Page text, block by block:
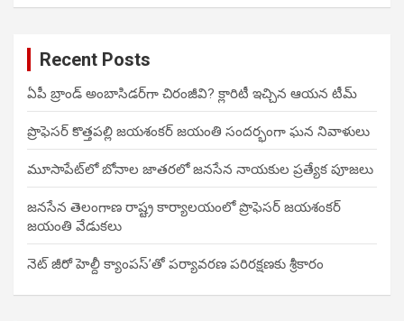
Recent Posts
ఏపీ బ్రాండ్ అంబాసిడర్‌గా చిరంజీవి? క్లారిటీ ఇచ్చిన ఆయన టీమ్
ప్రొఫెసర్ కొత్తపల్లి జయశంకర్ జయంతి సందర్భంగా ఘన నివాళులు
మూసాపేట్‌లో బోనాల జాతరలో జనసేన నాయకుల ప్రత్యేక పూజలు
జనసేన తెలంగాణ రాష్ట్ర కార్యాలయంలో ప్రొఫెసర్ జయశంకర్
జయంతి వేడుకలు
నెట్ జీరో హెల్దీ క్యాంపస్’తో పర్యావరణ పరిరక్షణకు శ్రీకారం